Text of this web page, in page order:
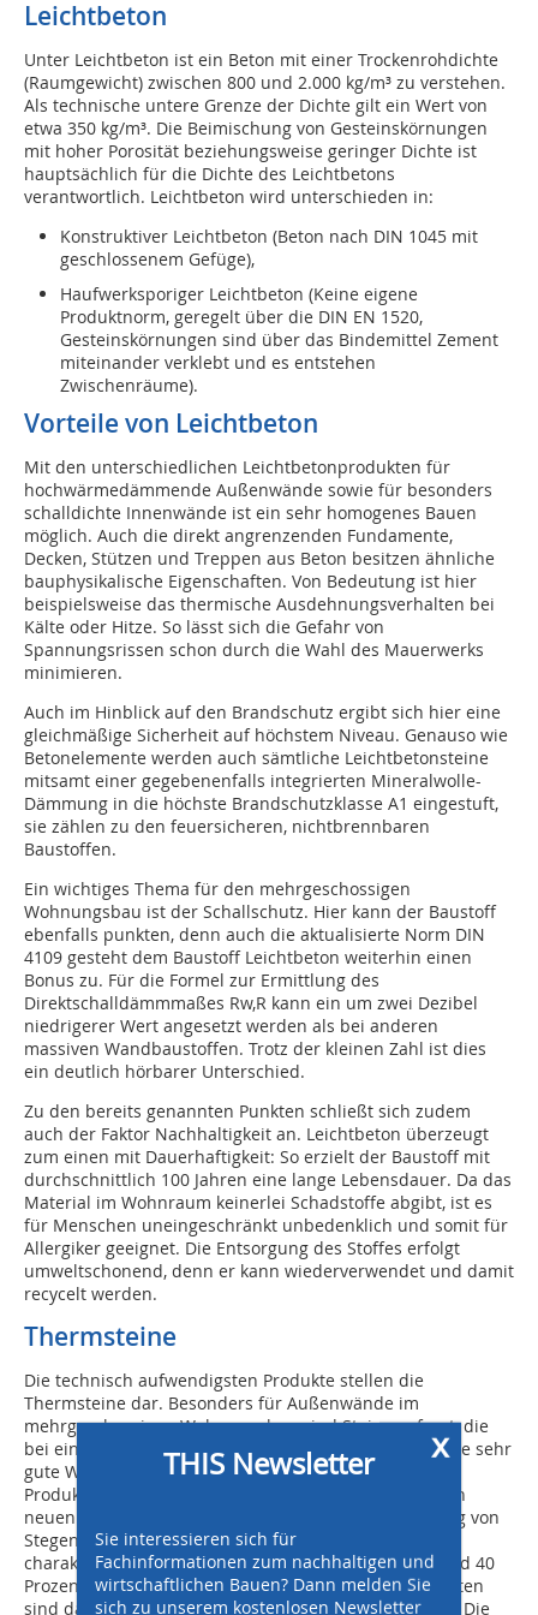
Leichtbeton
Unter Leichtbeton ist ein Beton mit einer Trockenrohdichte
(Raumgewicht) zwischen 800 und 2.000 kg/m³ zu verstehen.
Als technische untere Grenze der Dichte gilt ein Wert von
etwa 350 kg/m³. Die Beimischung von Gesteinskörnungen
mit hoher Porosität beziehungsweise geringer Dichte ist
hauptsächlich für die Dichte des Leichtbetons
verantwortlich. Leichtbeton wird unterschieden in:
Konstruktiver Leichtbeton (Beton nach DIN 1045 mit
geschlossenem Gefüge),
Haufwerksporiger Leichtbeton (Keine eigene
Produktnorm, geregelt über die DIN EN 1520,
Gesteinskörnungen sind über das Bindemittel Zement
miteinander verklebt und es entstehen
Zwischenräume).
Vorteile von Leichtbeton
Mit den unterschiedlichen Leichtbetonprodukten für
hochwärmedämmende Außenwände sowie für besonders
schalldichte Innenwände ist ein sehr homogenes Bauen
möglich. Auch die direkt angrenzenden Fundamente,
Decken, Stützen und Treppen aus Beton besitzen ähnliche
bauphysikalische Eigenschaften. Von Bedeutung ist hier
beispielsweise das thermische Ausdehnungsverhalten bei
Kälte oder Hitze. So lässt sich die Gefahr von
Spannungsrissen schon durch die Wahl des Mauerwerks
minimieren.
Auch im Hinblick auf den Brandschutz ergibt sich hier eine
gleichmäßige Sicherheit auf höchstem Niveau. Genauso wie
Betonelemente werden auch sämtliche Leichtbetonsteine
mitsamt einer gegebenenfalls integrierten Mineralwolle-
Dämmung in die höchste Brandschutzklasse A1 eingestuft,
sie zählen zu den feuersicheren, nichtbrennbaren
Baustoffen.
Ein wichtiges Thema für den mehrgeschossigen
Wohnungsbau ist der Schallschutz. Hier kann der Baustoff
ebenfalls punkten, denn auch die aktualisierte Norm DIN
4109 gesteht dem Baustoff Leichtbeton weiterhin einen
Bonus zu. Für die Formel zur Ermittlung des
Direktschalldämmmaßes Rw,R kann ein um zwei Dezibel
niedrigerer Wert angesetzt werden als bei anderen
massiven Wandbaustoffen. Trotz der kleinen Zahl ist dies
ein deutlich hörbarer Unterschied.
Zu den bereits genannten Punkten schließt sich zudem
auch der Faktor Nachhaltigkeit an. Leichtbeton überzeugt
zum einen mit Dauerhaftigkeit: So erzielt der Baustoff mit
durchschnittlich 100 Jahren eine lange Lebensdauer. Da das
Material im Wohnraum keinerlei Schadstoffe abgibt, ist es
für Menschen uneingeschränkt unbedenklich und somit für
Allergiker geeignet. Die Entsorgung des Stoffes erfolgt
umweltschonend, denn er kann wiederverwendet und damit
recycelt werden.
Thermsteine
Die technisch aufwendigsten Produkte stellen die
Thermsteine dar. Besonders für Außenwände im
mehrgeschossigen Wohnungsbau sind Steine gefragt, die
bei einer hohen charakteristischen Druckfestigkeit eine sehr
gute Wärmedämmung aufweisen. Eine wichtige
Produktreihe sind die zu den Thermsteinen zählenden
neuen Kombi-Steine. Mit einer geänderten Anordnung von
Stegen, Schlitzen und Dämmstoffkammern wurde die
charakteristische Druckfestigkeit (der fK-Wert) um rund 40
Prozent gesteigert. Die wärmetechnischen Eigenschaften
sind dabei auf unverändert hohem Niveau geblieben. Die
x
THIS Newsletter
Sie interessieren sich für
Fachinformationen zum nachhaltigen und
wirtschaftlichen Bauen? Dann melden Sie
sich zu unserem kostenlosen Newsletter